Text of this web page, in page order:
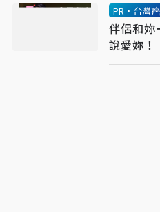
PR・台灣
伴侶和妳
說愛妳！